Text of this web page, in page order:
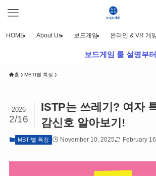
HOME About Us 보드게임 온라인 & VR 게
보드게임 룰 설명부터 온라인
홈 MBTI별 특징
ISTP는 쓰레기? 여자
감신호 알아보기!
2026
2/16
MBTI별 특징 November 10, 2025 February